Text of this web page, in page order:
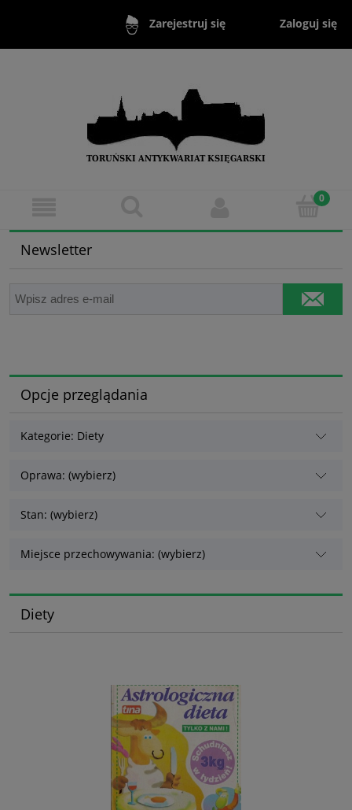
Zarejestruj się Zaloguj się
Newsletter
Opcje przeglądania
Kategorie: Diety
Oprawa: (wybierz)
Stan: (wybierz)
Miejsce przechowywania: (wybierz)
Diety